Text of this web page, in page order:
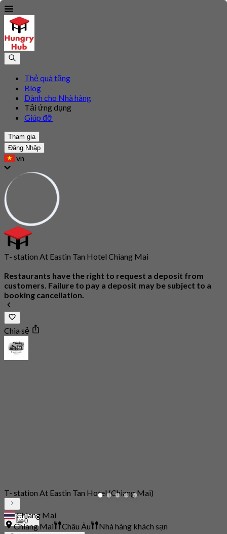
Thẻ quà tặng
Blog
Dành cho Nhà hàng
Tải ứng dụng
Giúp đỡ
Tham gia
Đăng Nhập
vn
T- station At Eastin Tan Hotel Chiang Mai
Restaurants have the right to request a deposit from
customers. Failure to pay a deposit may be subject to a
booking cancellation.
Chia sẻ
0
T- station At Eastin Tan Hotel (Chiang Mai)
Chiang Mai
Chiang Mai
Châu Âu Nhà hàng khách sạn